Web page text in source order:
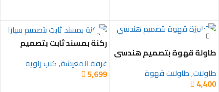
طاولة قهوة بتصميم هندسي
طاولات,طاولات قهوة
 4,400
ركنة بمسند ثابت بتصميم
غرفة المعيشة,كنب زاوية
 5,699